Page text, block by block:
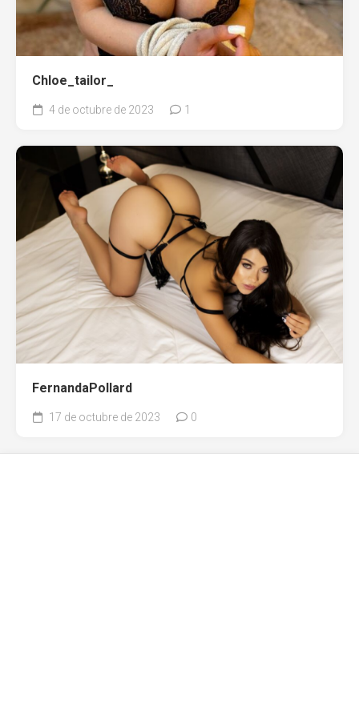
Chloe_tailor_
4 de octubre de 2023 1
FernandaPollard
17 de octubre de 2023 0